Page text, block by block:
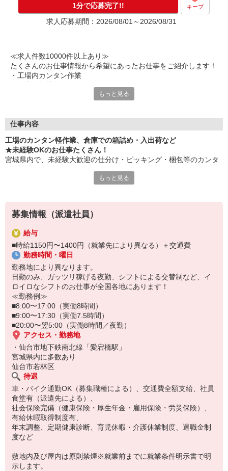
1分で応募完了!! キープ
求人応募期間：2026/08/01～2026/08/31
≪求人件数10000件以上あり≫
たくさんのお仕事情報から希望にあったお仕事をご紹介します！
・工場内カンタン作業
≪性別問わずご活躍中！≫
車通勤・バイク通勤OKも多数あり！「交通費支給OK！」
自宅から通いやすいお仕事お探しの方もぜひご登録下さい☆
勤務実績に応じて給与の一部を給料日前にお支払いOK
※原則月払いでの給与支払です。
＜あんしん資格取得制度＞
就業中の方にはフォークリフト・クレーン・玉掛け・溶接の資格
取得を全力サポート！講習料・受験料を全額当社負担します。
もっと見る
仕事内容
工場のカンタン軽作業、倉庫での箱詰め・入出荷など
★未経験OKのお仕事たくさん！
宮城県内で、未経験大歓迎の仕分け・ピッキング・梱包等のカンタ
もっと見る
募集情報（派遣社員）
給与
■時給1150円〜1400円（就業先により異なる）＋交通費
勤務時間・曜日
勤務地により異なります。
日勤のみ、ガッツリ稼げる夜勤、シフトによる交替制など、イ
ロイロなシフトのお仕事が全国各地にあります！
≪勤務例≫
■8:00〜17:00（実働8時間）
■9:00〜17:30（実働7.5時間）
■20:00〜翌5:00（実働8時間／夜勤）
アクセス・勤務地
・仙台市地下鉄南北線「愛宕橋駅」
宮城県内に多数あり
仙台市若林区
待遇
車・バイク通勤OK（募集職種による）、交通費全額支給、社員
食堂有（派遣先による）、
社会保険完備（健康保険・厚生年金・雇用保険・労災保険）、
有給休暇取得制度有、
年末調整、定期健康診断、育児休暇・介護休業制度、退職金制
度など
敷地内及び屋内は原則禁煙※就業前までに就業条件明示書で明
示します。